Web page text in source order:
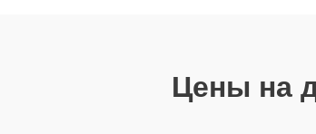
Цены на